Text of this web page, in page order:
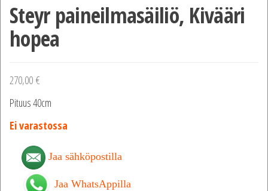
Steyr paineilmasäiliö, Kivääri
hopea
270,00 €
Pituus 40cm
Ei varastossa
Jaa sähköpostilla
Jaa WhatsAppilla